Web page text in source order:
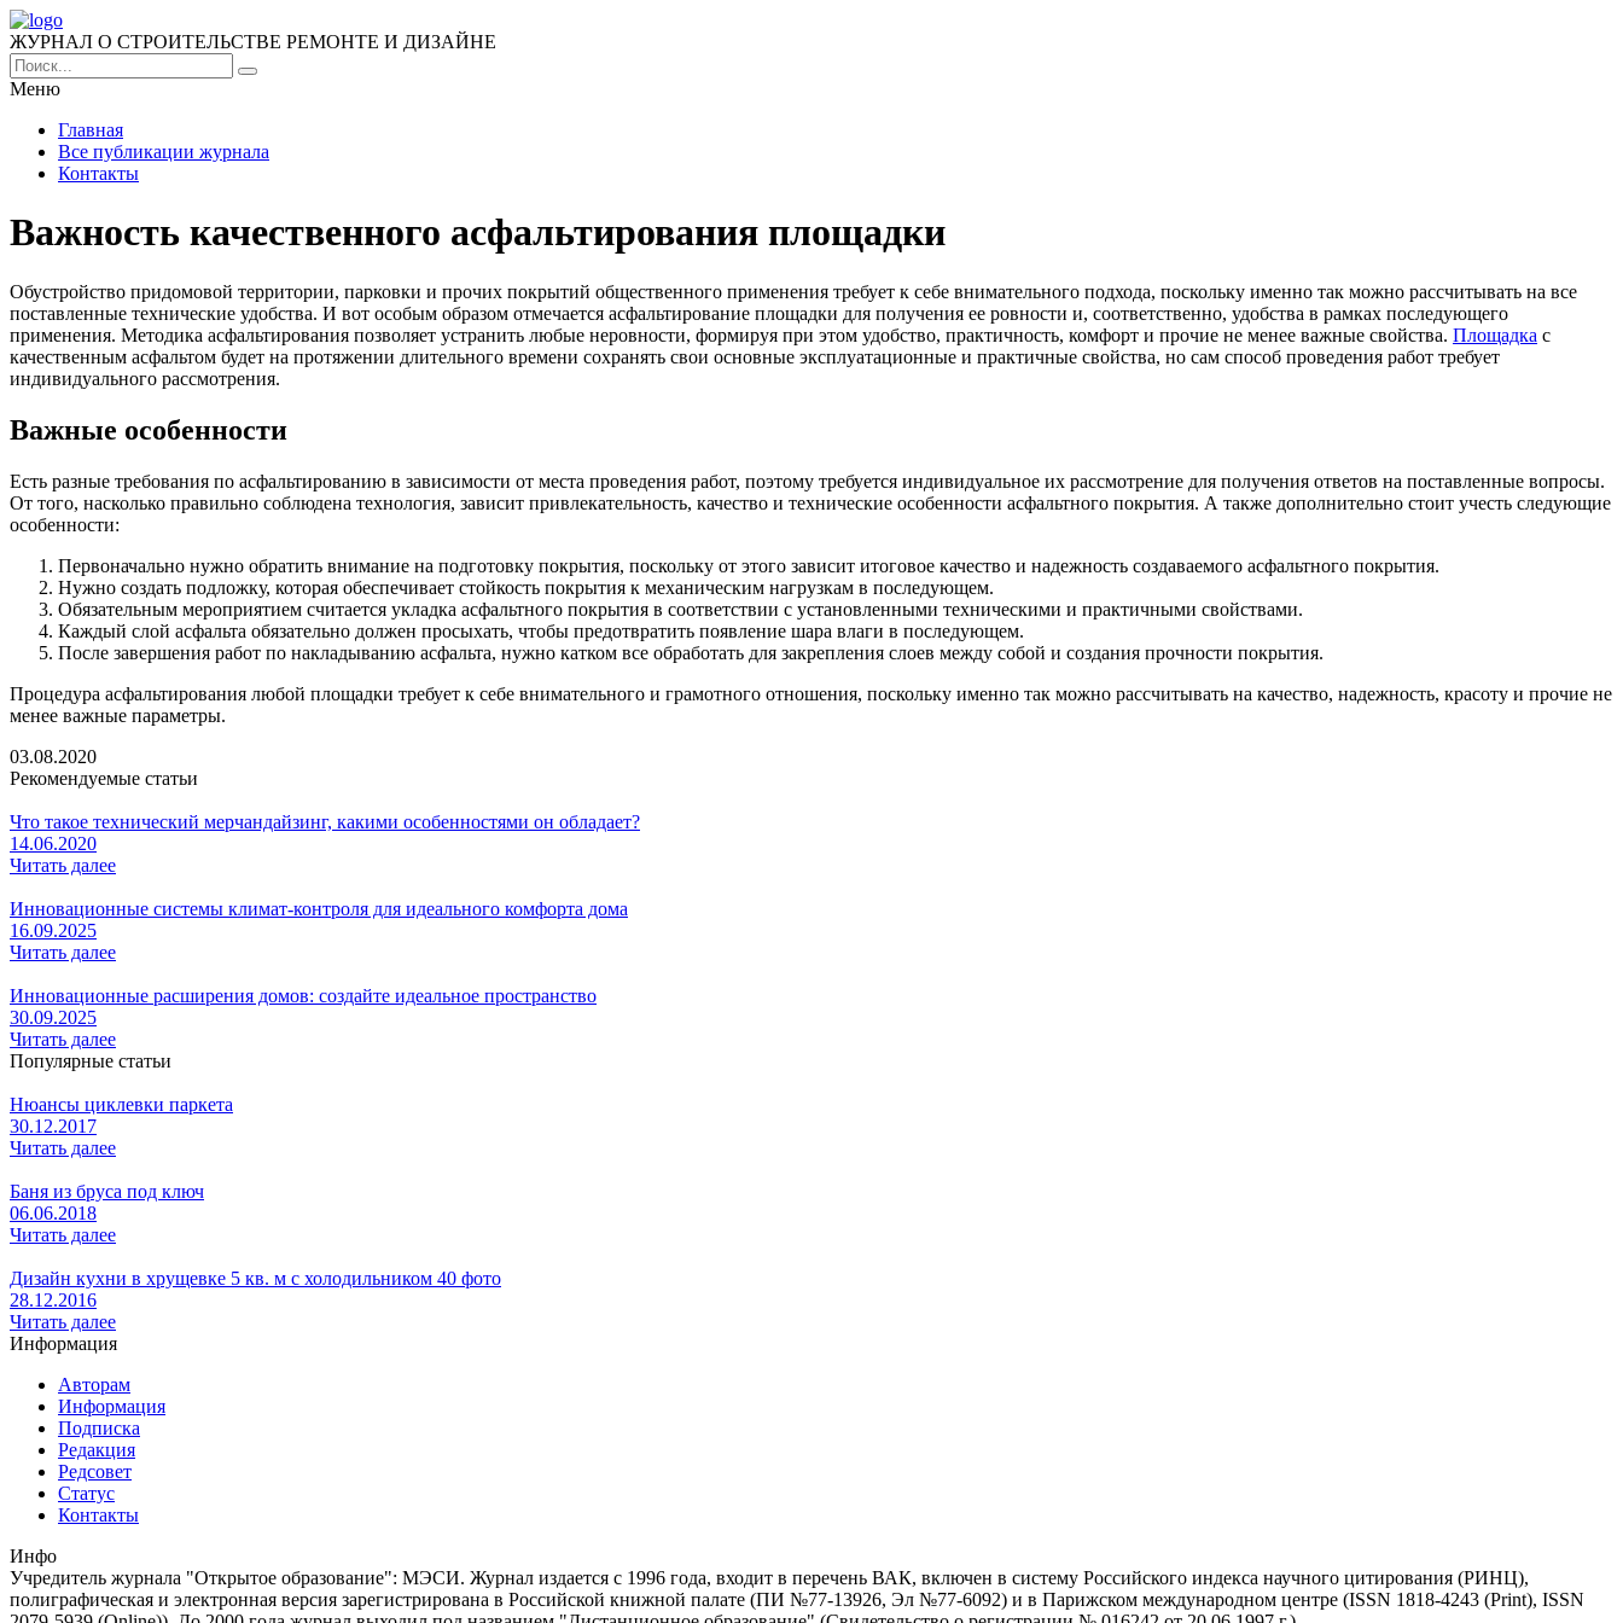
ЖУРНАЛ О СТРОИТЕЛЬСТВЕ РЕМОНТЕ И ДИЗАЙНЕ
Меню
Главная
Все публикации журнала
Контакты
Важность качественного асфальтирования площадки
Обустройство придомовой территории, парковки и прочих покрытий общественного применения требует к себе внимательного подхода, поскольку именно так можно рассчитывать на все
поставленные технические удобства. И вот особым образом отмечается асфальтирование площадки для получения ее ровности и, соответственно, удобства в рамках последующего
применения. Методика асфальтирования позволяет устранить любые неровности, формируя при этом удобство, практичность, комфорт и прочие не менее важные свойства. Площадка с
качественным асфальтом будет на протяжении длительного времени сохранять свои основные эксплуатационные и практичные свойства, но сам способ проведения работ требует
индивидуального рассмотрения.
Важные особенности
Есть разные требования по асфальтированию в зависимости от места проведения работ, поэтому требуется индивидуальное их рассмотрение для получения ответов на поставленные вопросы.
От того, насколько правильно соблюдена технология, зависит привлекательность, качество и технические особенности асфальтного покрытия. А также дополнительно стоит учесть следующие
особенности:
Первоначально нужно обратить внимание на подготовку покрытия, поскольку от этого зависит итоговое качество и надежность создаваемого асфальтного покрытия.
Нужно создать подложку, которая обеспечивает стойкость покрытия к механическим нагрузкам в последующем.
Обязательным мероприятием считается укладка асфальтного покрытия в соответствии с установленными техническими и практичными свойствами.
Каждый слой асфальта обязательно должен просыхать, чтобы предотвратить появление шара влаги в последующем.
После завершения работ по накладыванию асфальта, нужно катком все обработать для закрепления слоев между собой и создания прочности покрытия.
Процедура асфальтирования любой площадки требует к себе внимательного и грамотного отношения, поскольку именно так можно рассчитывать на качество, надежность, красоту и прочие не
менее важные параметры.
03.08.2020
Рекомендуемые статьи
Что такое технический мерчандайзинг, какими особенностями он обладает?
14.06.2020
Читать далее
Инновационные системы климат-контроля для идеального комфорта дома
16.09.2025
Читать далее
Инновационные расширения домов: создайте идеальное пространство
30.09.2025
Читать далее
Популярные статьи
Нюансы циклевки паркета
30.12.2017
Читать далее
Баня из бруса под ключ
06.06.2018
Читать далее
Дизайн кухни в хрущевке 5 кв. м с холодильником 40 фото
28.12.2016
Читать далее
Информация
Авторам
Информация
Подписка
Редакция
Редсовет
Статус
Контакты
Инфо
Учредитель журнала "Открытое образование": МЭСИ. Журнал издается с 1996 года, входит в перечень ВАК, включен в систему Российского индекса научного цитирования (РИНЦ),
полиграфическая и электронная версия зарегистрирована в Российской книжной палате (ПИ №77-13926, Эл №77-6092) и в Парижском международном центре (ISSN 1818-4243 (Print), ISSN